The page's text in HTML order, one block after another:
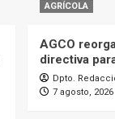
AGRÍCOLA
AGCO
directiva
Dpto.
7 agosto, 2026